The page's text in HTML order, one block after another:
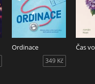
Ordinace
349 Kč
Čas